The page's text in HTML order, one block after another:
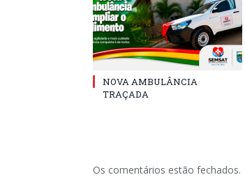
NOVA AMBULÂNCIA
TRAÇADA
Os comentários estão fechados.